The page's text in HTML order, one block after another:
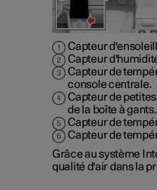
Capteur
Capteur
Capteur de
console centrale.
Capteur de
de la boîte à gants.
Capteur de
Capteur de
Grâce au système
qualité d'air dans la